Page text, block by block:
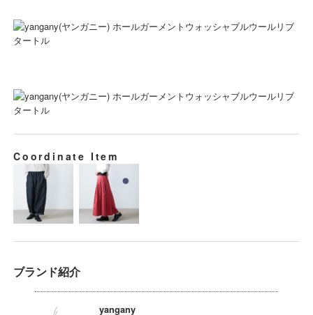
Coordinate Item
ブランド紹介
yangany